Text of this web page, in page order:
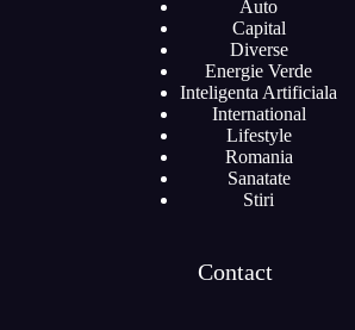
Auto
Capital
Diverse
Energie Verde
Inteligenta Artificiala
International
Lifestyle
Romania
Sanatate
Stiri
Contact